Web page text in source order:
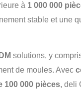
à 1 000 000
stable et une
solutions, y
de moules. Avec
100 000 pièces, deli